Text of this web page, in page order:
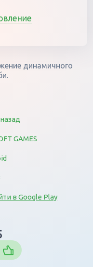
динамичного
GAMES
в Google Play